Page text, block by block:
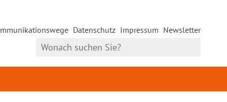
Datenschutz Impressum Newsletter